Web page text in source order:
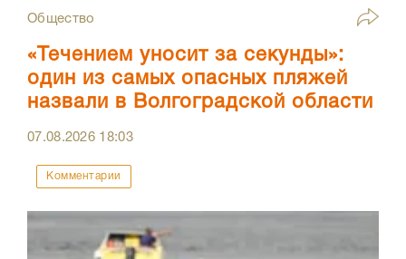
Общество
«Течением уносит за секунды»:
один из самых опасных пляжей
назвали в Волгоградской области
07.08.2026 18:03
Комментарии